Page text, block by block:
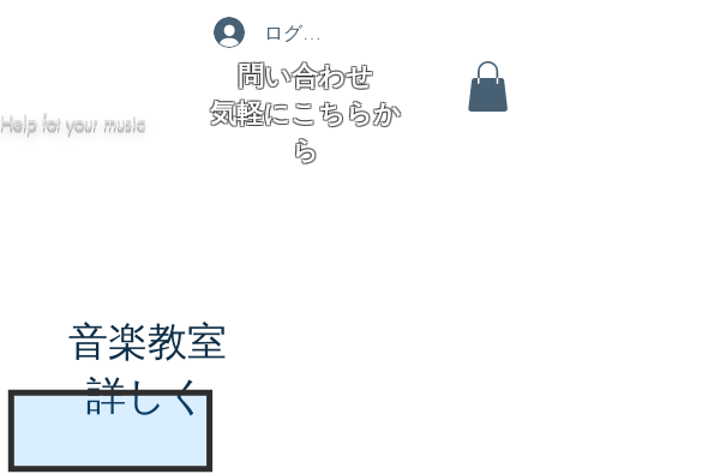
Helpfot your music
ログイン
問い合わせ
気軽にこちらか
ら
音楽教室
詳しく